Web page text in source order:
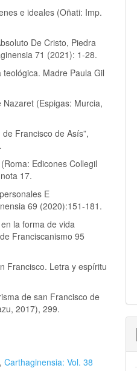
e ideales (Oñati: Imp.
De Cristo, Piedra
71 (2021): 1-28.
teológica. Madre Paula Gil
Nazaret (Espigas: Murcia,
Francisco de Asís”,
Edicones Collegil
17.
E
69 (2020):151-181.
la forma de vida
Franciscanismo 95
Francisco. Letra y espíritu
de san Francisco de
2017), 299.
, Carthaginensia: Vol. 38